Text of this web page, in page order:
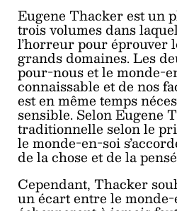
Eugene Thacker est un
trois volumes dans
l’horreur pour éprouver
grands domaines. Les
pour-nous et le monde-
connaissable et de nos
est en même temps
sensible. Selon Eugene
traditionnelle selon le
le monde-en-soi
de la chose et de la
Cependant, Thacker
un écart entre le